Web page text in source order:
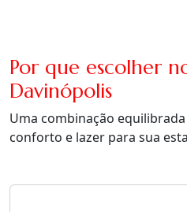
Por que escolher
Davinópolis
Uma combinação
conforto e lazer para sua